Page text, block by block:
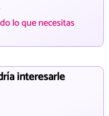
lo que necesitas
interesarle